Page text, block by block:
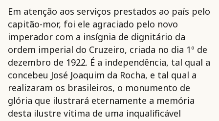
Em atenção aos serviços prestados ao país pelo
capitão-mor, foi ele agraciado pelo novo
imperador com a insígnia de dignitário da
ordem imperial do Cruzeiro, criada no dia 1º de
dezembro de 1922. É a independência, tal qual a
concebeu José Joaquim da Rocha, e tal qual a
realizaram os brasileiros, o monumento de
glória que ilustrará eternamente a memória
desta ilustre vítima de uma inqualificável